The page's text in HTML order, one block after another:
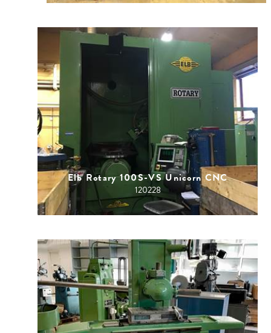
Elb Rotary 100S-VS Unicorn CNC
120228